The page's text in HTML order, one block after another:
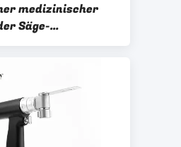
medizinischer
Säge-
Knochen sah